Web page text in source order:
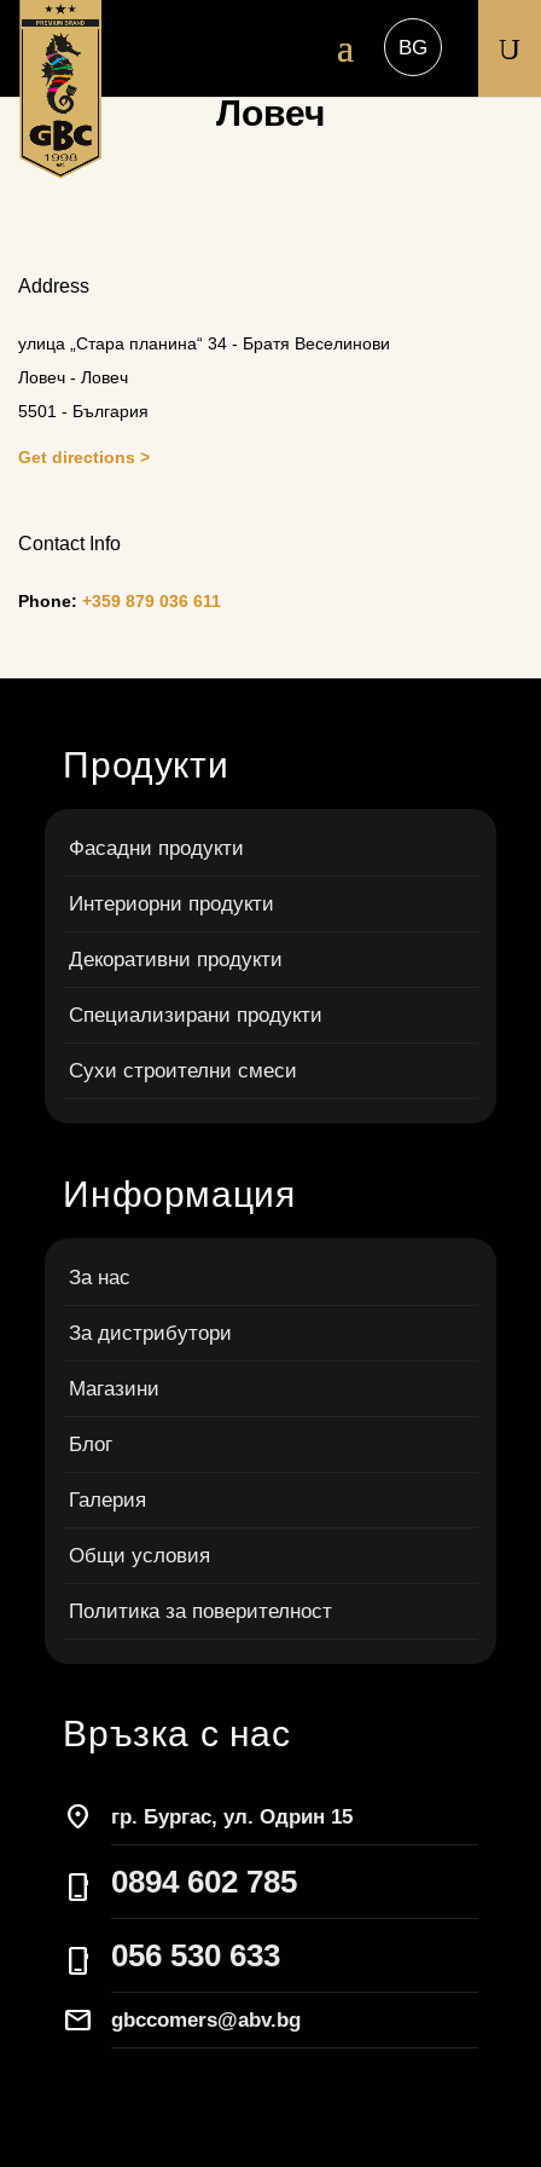
U
Ловеч
Address
улица „Стара планина“ 34 - Братя Веселинови
Ловеч - Ловеч
5501 - България
Get directions >
Contact Info
Phone: +359 879 036 611
Продукти
Фасадни продукти
Интериорни продукти
Декоративни продукти
Специализирани продукти
Сухи строителни смеси
Информация
За нас
За дистрибутори
Магазини
Блог
Галерия
Общи условия
Политика за поверителност
Връзка с нас
location_on гр. Бургас, ул. Одрин 15
phone_iphone 0894 602 785
phone_iphone 056 530 633
Mail gbccomers@abv.bg